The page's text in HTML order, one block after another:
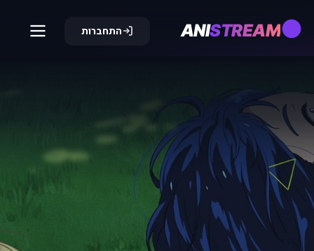
ANISTREAM התחברות